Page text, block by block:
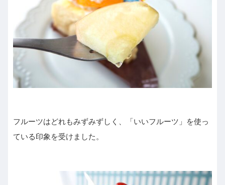
フルーツはどれもみずみずしく、「いいフルーツ」を使っ
ている印象を受けました。